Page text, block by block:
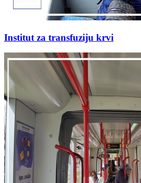
Institut za transfuziju krvi